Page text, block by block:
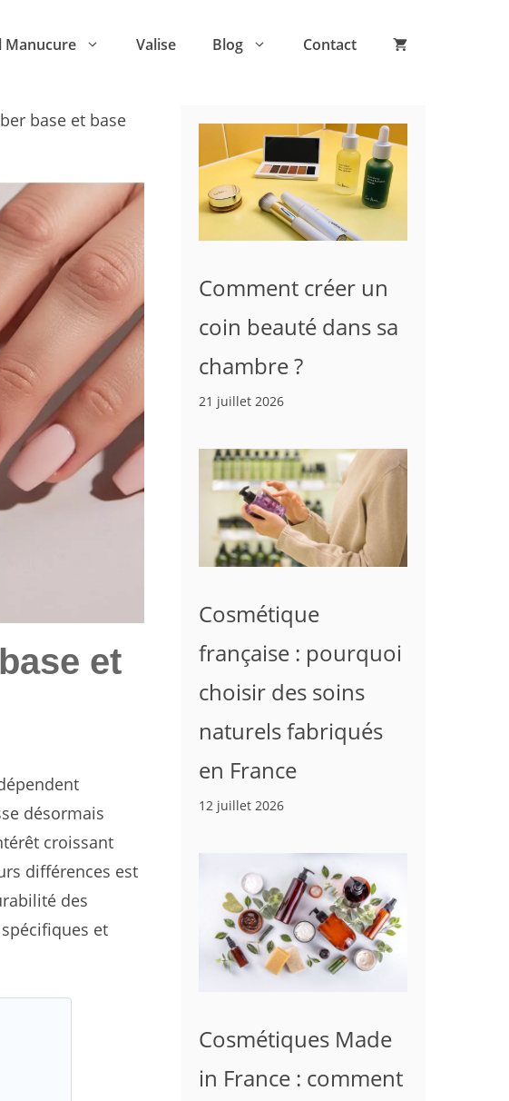
Manucure Valise Blog Contact
base et base
et
désormais
croissant
différences est
des
et
Comment créer un
coin beauté dans sa
chambre ?
21 juillet 2026
Cosmétique
française : pourquoi
choisir des soins
naturels fabriqués
en France
12 juillet 2026
Cosmétiques Made
in France : comment